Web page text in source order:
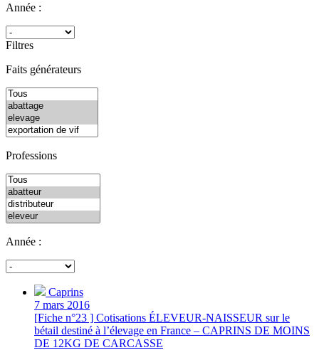
Année :
Filtres
Faits générateurs
Professions
Année :
Caprins
7 mars 2016
[Fiche n°23 ] Cotisations ÉLEVEUR-NAISSEUR sur le
bétail destiné à l’élevage en France – CAPRINS DE MOINS
DE 12KG DE CARCASSE